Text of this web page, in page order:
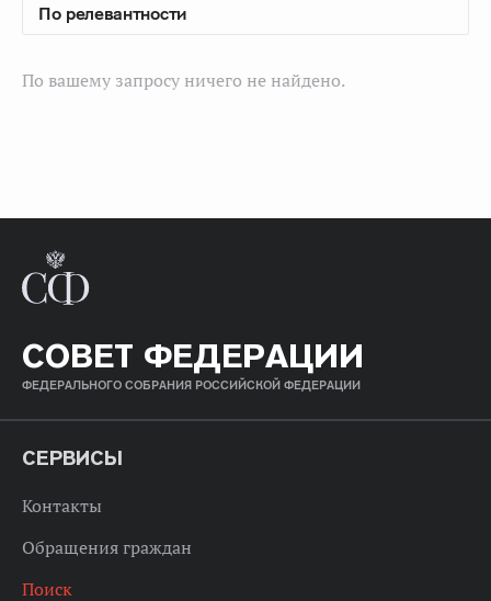
По вашему запросу ничего не найдено.
СОВЕТ ФЕДЕРАЦИИ
ФЕДЕРАЛЬНОГО СОБРАНИЯ РОССИЙСКОЙ ФЕДЕРАЦИИ
СЕРВИСЫ
Контакты
Обращения граждан
Поиск